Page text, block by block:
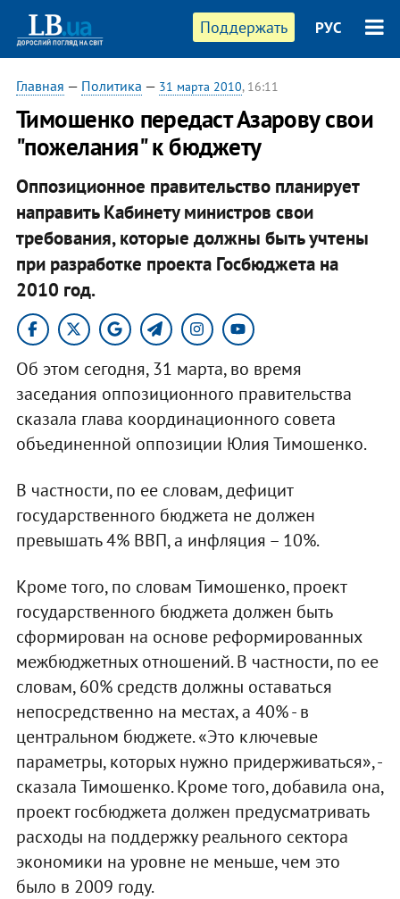
Поддержать РУС
Главная — Политика — 31 марта 2010, 16:11
Тимошенко передаст Азарову свои
"пожелания" к бюджету
Оппозиционное правительство планирует
направить Кабинету министров свои
требования, которые должны быть учтены
при разработке проекта Госбюджета на
2010 год.
Об этом сегодня, 31 марта, во время
заседания оппозиционного правительства
сказала глава координационного совета
объединенной оппозиции Юлия Тимошенко.
В частности, по ее словам, дефицит
государственного бюджета не должен
превышать 4% ВВП, а инфляция – 10%.
Кроме того, по словам Тимошенко, проект
государственного бюджета должен быть
сформирован на основе реформированных
межбюджетных отношений. В частности, по ее
словам, 60% средств должны оставаться
непосредственно на местах, а 40% - в
центральном бюджете. «Это ключевые
параметры, которых нужно придерживаться», -
сказала Тимошенко. Кроме того, добавила она,
проект госбюджета должен предусматривать
расходы на поддержку реального сектора
экономики на уровне не меньше, чем это
было в 2009 году.